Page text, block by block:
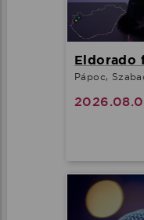
Eldorado
Pápoc,